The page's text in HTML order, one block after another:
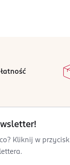
Kliknij w przycisk